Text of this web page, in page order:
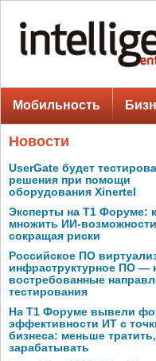
Мобильность
Новости
UserGate будет
решения при помощи
оборудования Xinertel
Эксперты на Т1 Форуме:
множить ИИ-
сокращая риски
Российское ПО
инфраструктурное ПО —
востребованные
тестирования
На Т1 Форуме вывели
эффективности ИТ с
бизнеса: меньше
зарабатывать